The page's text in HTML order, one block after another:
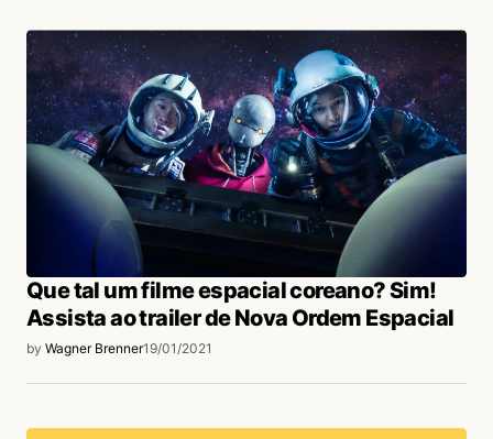
Que tal um filme espacial coreano? Sim!
Assista ao trailer de Nova Ordem Espacial
by Wagner Brenner19/01/2021